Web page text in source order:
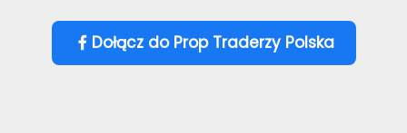
Dołącz do Prop Traderzy Polska